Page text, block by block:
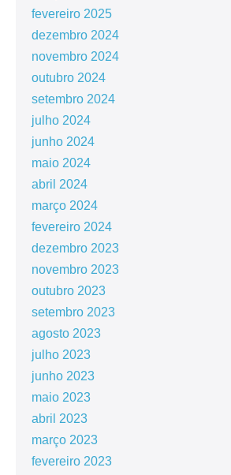
fevereiro 2025
dezembro 2024
novembro 2024
outubro 2024
setembro 2024
julho 2024
junho 2024
maio 2024
abril 2024
março 2024
fevereiro 2024
dezembro 2023
novembro 2023
outubro 2023
setembro 2023
agosto 2023
julho 2023
junho 2023
maio 2023
abril 2023
março 2023
fevereiro 2023